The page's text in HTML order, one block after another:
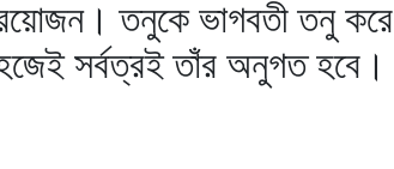
তনুকে ভাগবতী তনু
সর্বত্রই তাঁর অনুগত হবে।